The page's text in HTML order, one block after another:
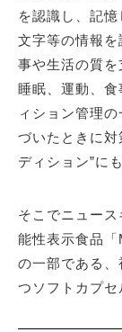
を認識し、記
文字等の情報
事や生活の質を
睡眠、運動、
ィション管理
づいたときに対
ディション”に
そこでニュー
能性表示食品
の一部である
つソフトカプセ